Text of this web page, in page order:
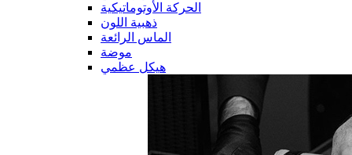
الحركة الأوتوماتيكية
ذهبية اللون
الماس الرائعة
موضة
هيكل عظمي